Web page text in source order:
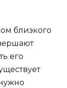
близкого
его